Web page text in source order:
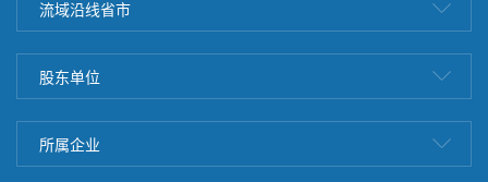
流域沿线省市
股东单位
所属企业